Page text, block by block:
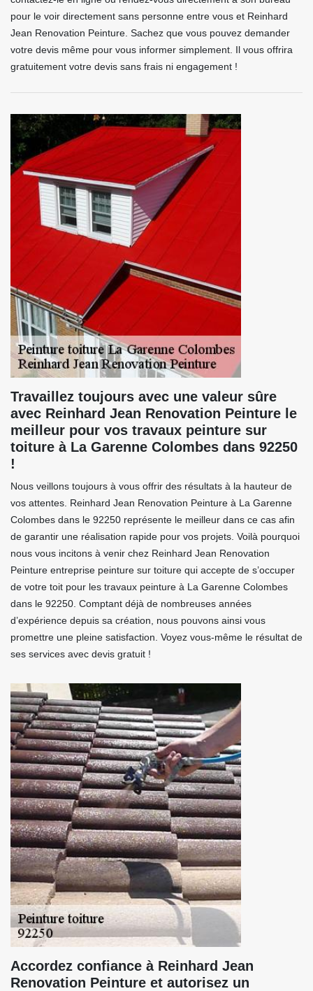
pour le voir directement sans personne entre vous et Reinhard
Jean Renovation Peinture. Sachez que vous pouvez demander
votre devis même pour vous informer simplement. Il vous offrira
gratuitement votre devis sans frais ni engagement !
Travaillez toujours avec une valeur sûre
avec Reinhard Jean Renovation Peinture le
meilleur pour vos travaux peinture sur
toiture à La Garenne Colombes dans 92250
!
Nous veillons toujours à vous offrir des résultats à la hauteur de
vos attentes. Reinhard Jean Renovation Peinture à La Garenne
Colombes dans le 92250 représente le meilleur dans ce cas afin
de garantir une réalisation rapide pour vos projets. Voilà pourquoi
nous vous incitons à venir chez Reinhard Jean Renovation
Peinture entreprise peinture sur toiture qui accepte de s’occuper
de votre toit pour les travaux peinture à La Garenne Colombes
dans le 92250. Comptant déjà de nombreuses années
d’expérience depuis sa création, nous pouvons ainsi vous
promettre une pleine satisfaction. Voyez vous-même le résultat de
ses services avec devis gratuit !
Accordez confiance à Reinhard Jean
Renovation Peinture et autorisez un